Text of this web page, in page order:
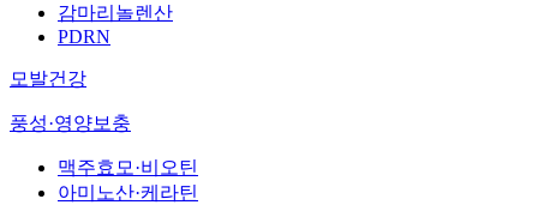
감마리놀렌산
PDRN
모발건강
풍성·영양보충
맥주효모·비오틴
아미노산·케라틴